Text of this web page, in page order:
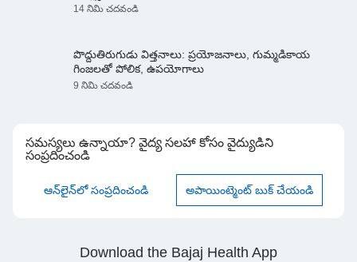
14 నిమి చదవండి
పొద్దుతిరుగుడు విత్తనాలు: ప్రయోజనాలు, గుమ్మడికాయ
గింజలతో పోలిక, ఉపయోగాలు
9 నిమి చదవండి
సమస్యలు ఉన్నాయా? వైద్య సలహా కోసం వైద్యుడిని
సంప్రదించండి
ఆన్‌లైన్‌లో సంప్రదించండి అపాయింట్మెంట్ బుక్ చేయండి
Download the Bajaj Health App